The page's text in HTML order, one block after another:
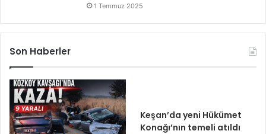
1 Temmuz 2025
Son Haberler
Keşan’da yeni Hükümet
Konağı’nın temeli atıldı